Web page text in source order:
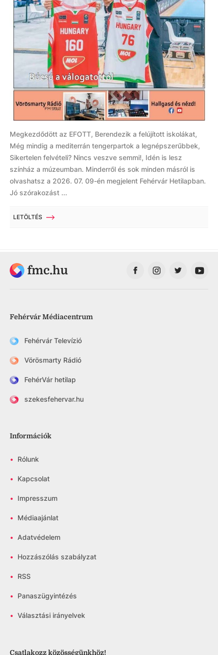
Megkezdődött az EFOTT, Berendezik a felújított iskolákat,
Még mindig a mediterrán tengerpartok a legnépszerűbbek,
Sikertelen felvételi? Nincs veszve semmi!, Idén is lesz
színház a múzeumban. Minderről és sok minden másról is
olvashatsz a 2026. 07. 09-én megjelent Fehérvár Hetilapban.
Jó szórakozást ...
LETÖLTÉS
fmc.hu
Fehérvár Médiacentrum
Fehérvár Televízió
Vörösmarty Rádió
FehérVár hetilap
szekesfehervar.hu
Információk
• Rólunk
• Kapcsolat
• Impresszum
• Médiaajánlat
• Adatvédelem
• Hozzászólás szabályzat
• RSS
• Panaszügyintézés
• Választási irányelvek
Csatlakozz közösségünkhöz!